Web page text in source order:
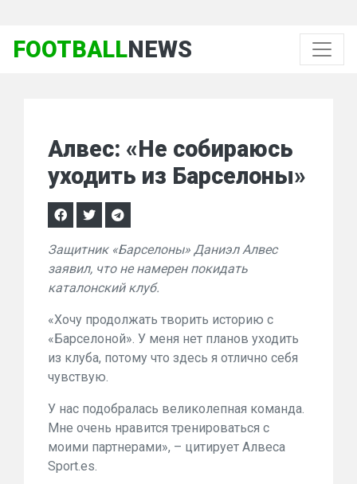
FOOTBALLNEWS
Алвес: «Не собираюсь
уходить из Барселоны»
Защитник «Барселоны» Даниэл Алвес
заявил, что не намерен покидать
каталонский клуб.
«Хочу продолжать творить историю с
«Барселоной». У меня нет планов уходить
из клуба, потому что здесь я отлично себя
чувствую.
У нас подобралась великолепная команда.
Мне очень нравится тренироваться с
моими партнерами», – цитирует Алвеса
Sport.es.